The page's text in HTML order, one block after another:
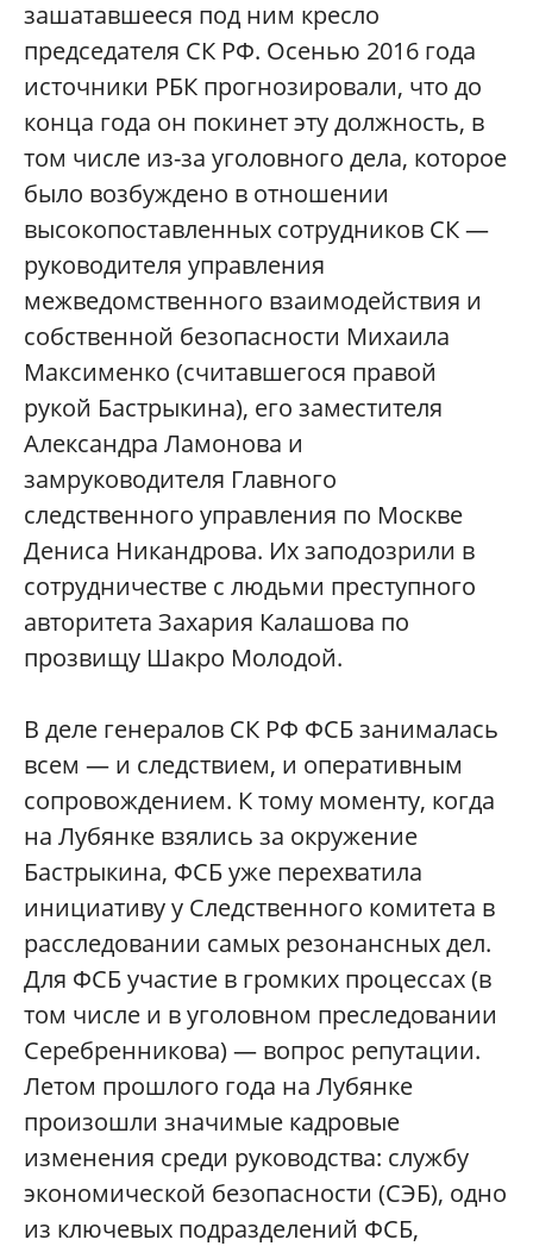
зашатавшееся под ним кресло
председателя СК РФ. Осенью 2016 года
источники РБК прогнозировали, что до
конца года он покинет эту должность, в
том числе из-за уголовного дела, которое
было возбуждено в отношении
высокопоставленных сотрудников СК —
руководителя управления
межведомственного взаимодействия и
собственной безопасности Михаила
Максименко (считавшегося правой
рукой Бастрыкина), его заместителя
Александра Ламонова и
замруководителя Главного
следственного управления по Москве
Дениса Никандрова. Их заподозрили в
сотрудничестве с людьми преступного
авторитета Захария Калашова по
прозвищу Шакро Молодой.
В деле генералов СК РФ ФСБ занималась
всем — и следствием, и оперативным
сопровождением. К тому моменту, когда
на Лубянке взялись за окружение
Бастрыкина, ФСБ уже перехватила
инициативу у Следственного комитета в
расследовании самых резонансных дел.
Для ФСБ участие в громких процессах (в
том числе и в уголовном преследовании
Серебренникова) — вопрос репутации.
Летом прошлого года на Лубянке
произошли значимые кадровые
изменения среди руководства: службу
экономической безопасности (СЭБ), одно
из ключевых подразделений ФСБ,